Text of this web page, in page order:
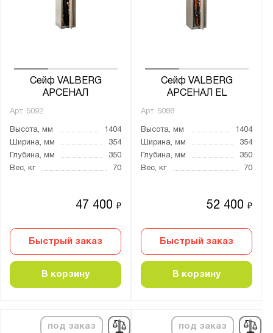
Сейф VALBERG
АРСЕНАЛ
Арт. 5092
Высота, мм
1404
Ширина, мм
354
Глубина, мм
350
Вес, кг
70
47 400₽
Быстрый заказ
В корзину
Сейф VALBERG
АРСЕНАЛ EL
Арт. 5088
Высота, мм
1404
Ширина, мм
354
Глубина, мм
350
Вес, кг
70
52 400₽
Быстрый заказ
В корзину
под заказ под заказ
Трейзер:
Тип замка:
2 кодовых электронных
3 ключевых
Кодовый электронный и ключевой
Количество стволов :